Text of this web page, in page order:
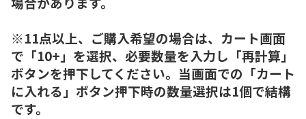
※11点以上、ご購入希望の場合は、カート画面
で「10+」を選択、必要数量を入力し「再計算」
ボタンを押下してください。当画面での「カート
に入れる」ボタン押下時の数量選択は1個で結構
です。